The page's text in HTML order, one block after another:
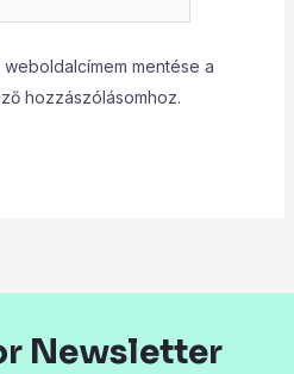
mentése a
hozzászólásomhoz.
Newsletter